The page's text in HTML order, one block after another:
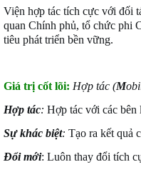
Viện hợp tác tích cực với đối
quan Chính phủ, tổ chức phi
tiêu phát triển bền vững.
Giá trị cốt lõi: Hợp tác (M
Hợp tác: Hợp tác với các bên
Sự khác biệt: Tạo ra kết quả
Đổi mới: Luôn thay đổi tích